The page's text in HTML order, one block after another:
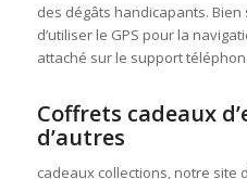
des dégâts handicapants.
d’utiliser le GPS pour la
attaché sur le support
Coffrets cadeaux
d’autres
cadeaux collections, notre site